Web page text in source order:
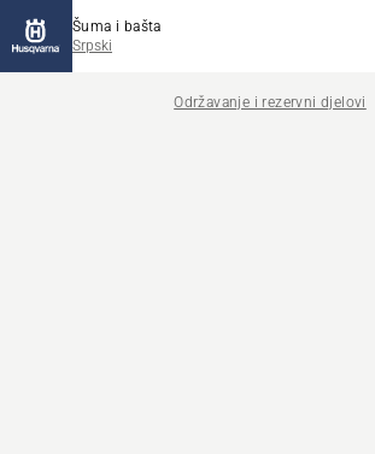
Šuma i bašta
Srpski
Održavanje i rezervni djelovi